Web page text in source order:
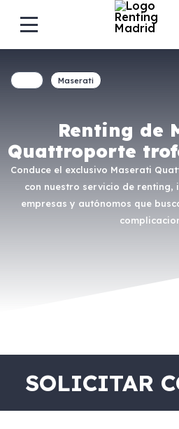
Renting de
Quattroporte
Conduce el exclusivo Maserati
con nuestro servicio de
empresas y autónomos que
Maserati
SOLICITAR